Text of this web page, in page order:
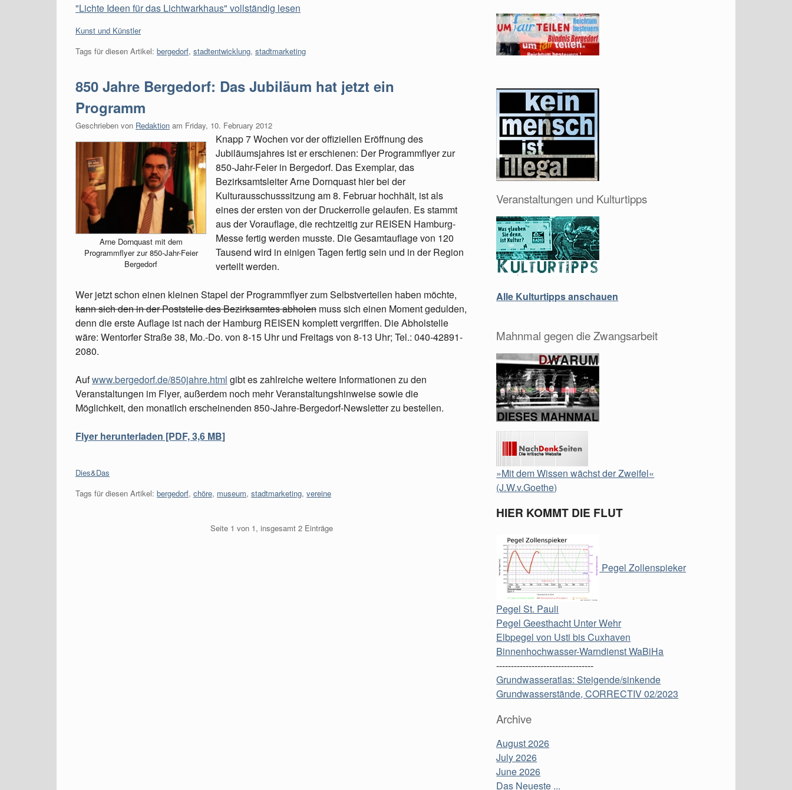
"Lichte Ideen für das Lichtwarkhaus" vollständig lesen
Kategorien:
Kunst und Künstler
Tags für diesen Artikel: bergedorf, stadtentwicklung, stadtmarketing
850 Jahre Bergedorf: Das Jubiläum hat jetzt ein
Programm
Geschrieben von Redaktion am Friday, 10. February 2012
Arne Dornquast mit dem
Programmflyer zur 850-Jahr-Feier
Bergedorf
Knapp 7 Wochen vor der offiziellen Eröffnung des
Jubiläumsjahres ist er erschienen: Der Programmflyer zur
850-Jahr-Feier in Bergedorf. Das Exemplar, das
Bezirksamtsleiter Arne Dornquast hier bei der
Kulturausschusssitzung am 8. Februar hochhält, ist als
eines der ersten von der Druckerrolle gelaufen. Es stammt
aus der Vorauflage, die rechtzeitig zur REISEN Hamburg-
Messe fertig werden musste. Die Gesamtauflage von 120
Tausend wird in einigen Tagen fertig sein und in der Region
verteilt werden.
Wer jetzt schon einen kleinen Stapel der Programmflyer zum Selbstverteilen haben möchte,
kann sich den in der Poststelle des Bezirksamtes abholen muss sich einen Moment gedulden,
denn die erste Auflage ist nach der Hamburg REISEN komplett vergriffen. Die Abholstelle
wäre: Wentorfer Straße 38, Mo.-Do. von 8-15 Uhr und Freitags von 8-13 Uhr; Tel.: 040-42891-
2080.
Aufwww.bergedorf.de/850jahre.html gibt es zahlreiche weitere Informationen zu den
Veranstaltungen im Flyer, außerdem noch mehr Veranstaltungshinweise sowie die
Möglichkeit, den monatlich erscheinenden 850-Jahre-Bergedorf-Newsletter zu bestellen.
Flyer herunterladen [PDF, 3,6 MB]
Kategorien:
Dies&Das
Tags für diesen Artikel: bergedorf, chöre, museum, stadtmarketing, vereine
Seite 1 von 1, insgesamt 2 Einträge
Veranstaltungen und Kulturtipps
Alle Kulturtipps anschauen
Mahnmal gegen die Zwangsarbeit
»Mit dem Wissen wächst der Zweifel«
(J.W.v.Goethe)
HIER KOMMT DIE FLUT
Pegel Zollenspieker
Pegel St. Pauli
Pegel Geesthacht Unter Wehr
Elbpegel von Usti bis Cuxhaven
Binnenhochwasser-Warndienst WaBiHa
---------------------------------
Grundwasseratlas: Steigende/sinkende
Grundwasserstände, CORRECTIV 02/2023
Archive
August 2026
July 2026
June 2026
Das Neueste ...